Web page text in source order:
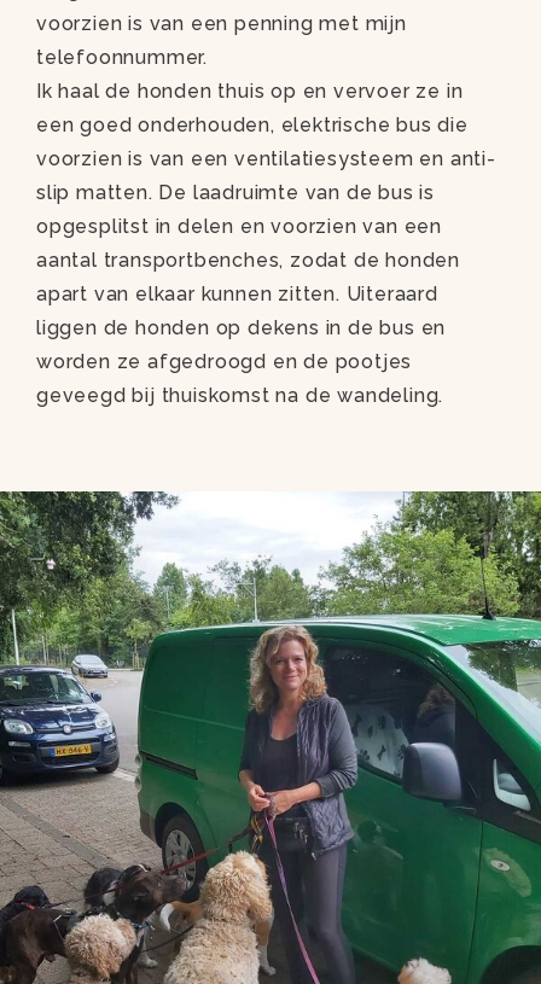
voorzien is van een penning met mijn
telefoonnummer.
Ik haal de honden thuis op en vervoer ze in
een goed onderhouden, elektrische bus die
voorzien is van een ventilatiesysteem en anti-
slip matten. De laadruimte van de bus is
opgesplitst in delen en voorzien van een
aantal transportbenches, zodat de honden
apart van elkaar kunnen zitten. Uiteraard
liggen de honden op dekens in de bus en
worden ze afgedroogd en de pootjes
geveegd bij thuiskomst na de wandeling.